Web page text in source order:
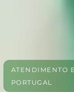
ATENDIMENTO
PORTUGAL